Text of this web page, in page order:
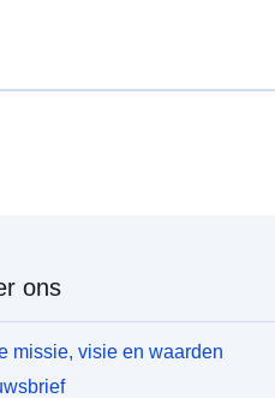
ons
missie, visie en waarden